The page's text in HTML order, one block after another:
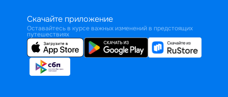
Скачайте приложение
Оставайтесь в курсе важных изменений в предстоящих
путешествиях